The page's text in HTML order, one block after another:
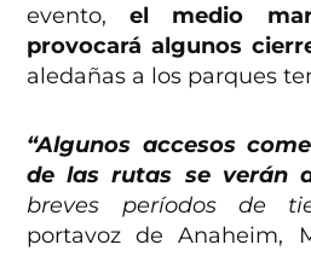
evento,el medio
provocará algunos
aledañas a los parques
“Algunos accesos
de las rutas se verán
breves períodos de
portavoz de Anaheim,